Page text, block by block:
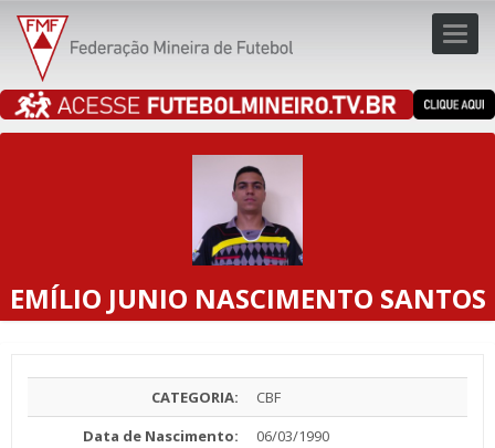
EMÍLIO JUNIO NASCIMENTO SANTOS
CATEGORIA:
CBF
Data de Nascimento:
06/03/1990